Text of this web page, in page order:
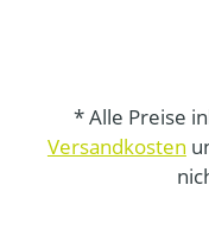
* Alle Preise
Versandkosten